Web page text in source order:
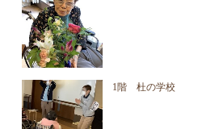
1階 杜の学校